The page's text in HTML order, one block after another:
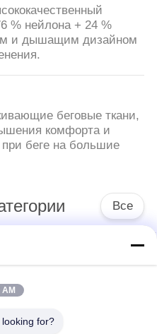
% нейлона + 24 %
и дышащим дизайном
беговые ткани,
комфорта и
беге на большие
Все
использованная
ткань нейлона
Повторно
for?